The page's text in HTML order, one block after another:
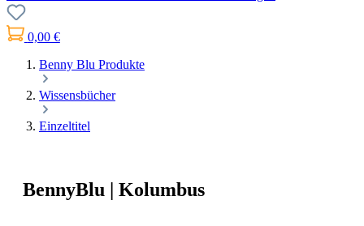
0,00 €
Benny Blu Produkte
Wissensbücher
Einzeltitel
BennyBlu | Kolumbus